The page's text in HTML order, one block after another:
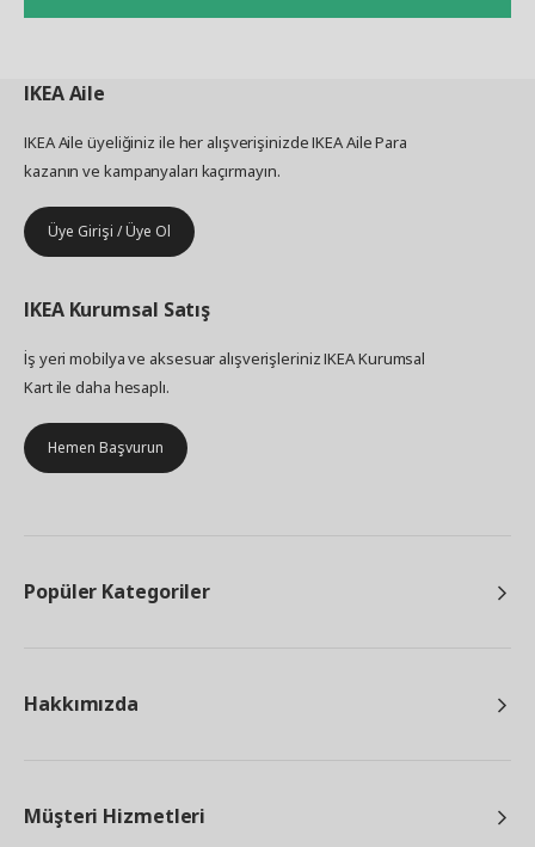
IKEAAile
IKEA Aile üyeliğiniz ile her alışverişinizde IKEA Aile Para
kazanın ve kampanyaları kaçırmayın.
Üye Girişi / Üye Ol
IKEA Kurumsal Satış
İş yeri mobilya ve aksesuar alışverişleriniz IKEA Kurumsal
Kart ile daha hesaplı.
Hemen Başvurun
Popüler Kategoriler
Hakkımızda
Müşteri Hizmetleri